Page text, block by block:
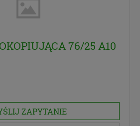
76/25 A10
ZAPYTANIE